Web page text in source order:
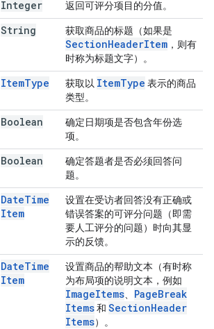
Integer 返回可评分项目的分值。
String 获取商品的标题（如果是
SectionHeaderItem ，则有
时称为标题文字）。
ItemType 获取以 ItemType 表示的商品
类型。
Boolean
确定日期项是否包含年份选
项。
Boolean
确定答题者是否必须回答问
题。
DateTime
Item
设置在受访者回答没有正确或
错误答案的可评分问题（即需
要人工评分的问题）时向其显
示的反馈。
DateTime
Item
设置商品的帮助文本（有时称
为布局项的说明文本，例如
ImageItems PageBreak
Items和 SectionHeader
Items）。